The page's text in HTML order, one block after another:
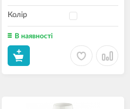
Колір
В наявності